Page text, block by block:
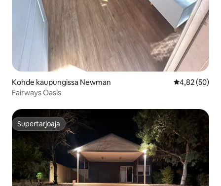
Kohde kaupungissa Newman
4,82 (50)
Fairways Oasis
Supertarjoaja
Supertarjoaja